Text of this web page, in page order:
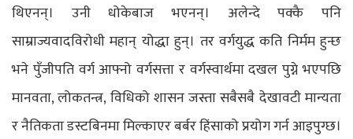
थिएनन्। उनी धोकेबाज भएनन्। अलेन्दे पक्कै पनि
साम्राज्यवादविरोधी महान् योद्धा हुन्। तर वर्गयुद्ध कति निर्मम हुन्छ
भने पुँजीपति वर्ग आफ्नो वर्गसत्ता र वर्गस्वार्थमा दखल पुग्ने भएपछि
मानवता, लोकतन्त्र, विधिको शासन जस्ता सबैसबै देखावटी मान्यता
र नैतिकता डस्टबिनमा मिल्काएर बर्बर हिंसाको प्रयोग गर्न आइपुग्छ।